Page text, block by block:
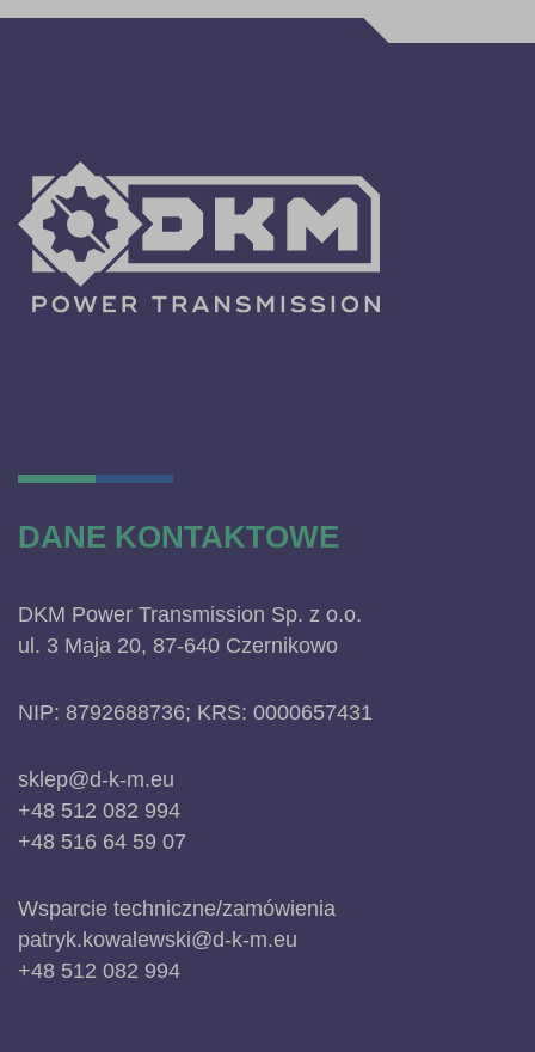
DANE KONTAKTOWE
DKM Power Transmission Sp. z o.o.
ul. 3 Maja 20, 87-640 Czernikowo
NIP: 8792688736; KRS: 0000657431
sklep@d-k-m.eu
+48 512 082 994
+48 516 64 59 07
Wsparcie techniczne/zamówienia
patryk.kowalewski@d-k-m.eu
+48 512 082 994